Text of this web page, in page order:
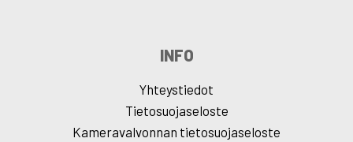
INFO
Yhteystiedot
Tietosuojaseloste
Kameravalvonnan tietosuojaseloste